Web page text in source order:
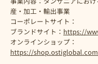
産・加工・輸出事業
コーポレートサイト：
ブランドサイト： https://
オンラインショップ：
https://